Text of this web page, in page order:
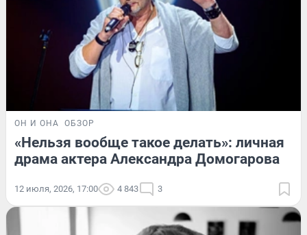
ОН И ОНА ОБЗОР
«Нельзя вообще такое делать»: личная
драма актера Александра Домогарова
12 июля, 2026, 17:00 4 843 3